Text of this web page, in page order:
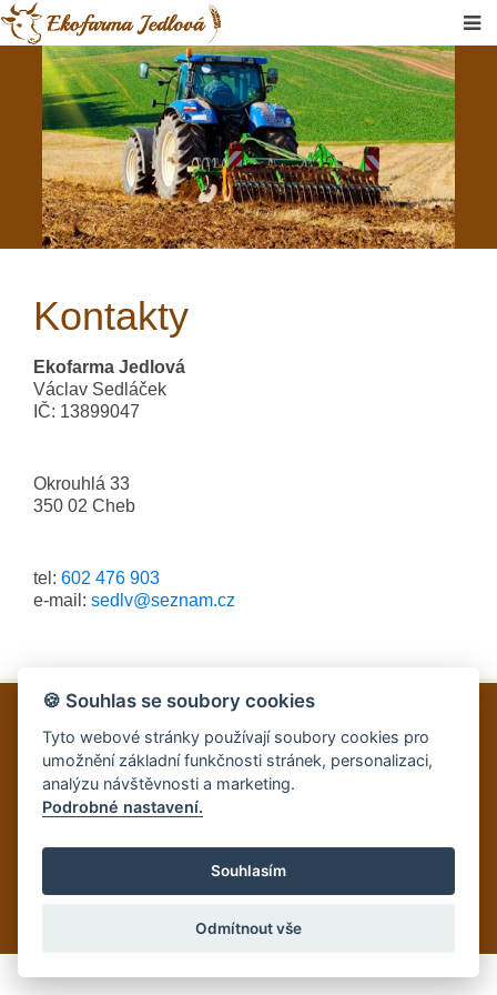
Kontakty
Ekofarma Jedlová
Václav Sedláček
IČ: 13899047
Okrouhlá 33
350 02 Cheb
tel: 602 476 903
e-mail: sedlv@seznam.cz
Ekofarma Jedlová
Okrouhlá 33, Cheb
tel: 602 476 903
🍪 Souhlas se soubory cookies
Tyto webové stránky používají soubory cookies pro
umožnění základní funkčnosti stránek, personalizaci,
analýzu návštěvnosti a marketing.
Podrobné nastavení.
Souhlasím
Odmítnout vše